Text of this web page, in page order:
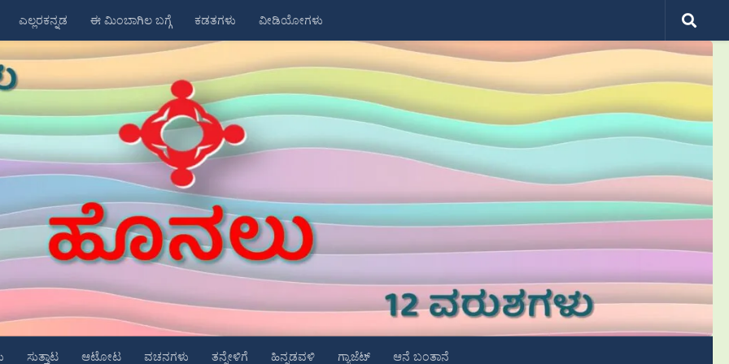
ಎಲ್ಲರಕನ್ನಡ ಈ ಮಿಂಬಾಗಿಲ ಬಗ್ಗೆ ಕಡತಗಳು ವೀಡಿಯೋಗಳು
ಸುತ್ತಾಟ ಆಟೋಟ ವಚನಗಳು ತನ್ನೇಳಿಗೆ ಹಿನ್ನಡವಳಿ ಗ್ಯಾಜೆಟ್ ಆನೆ ಬಂತಾನೆ